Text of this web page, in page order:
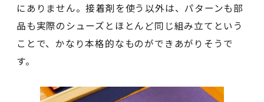
にありません。接着剤を使う以外は、パターンも部
品も実際のシューズとほとんど同じ組み立てという
ことで、かなり本格的なものができあがりそうで
す。